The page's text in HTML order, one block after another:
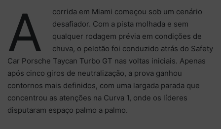
A
corrida em Miami começou sob um cenário
desafiador. Com a pista molhada e sem
qualquer rodagem prévia em condições de
chuva, o pelotão foi conduzido atrás do Safety
Car Porsche Taycan Turbo GT nas voltas iniciais. Apenas
após cinco giros de neutralização, a prova ganhou
contornos mais definidos, com uma largada parada que
concentrou as atenções na Curva 1, onde os líderes
disputaram espaço palmo a palmo.